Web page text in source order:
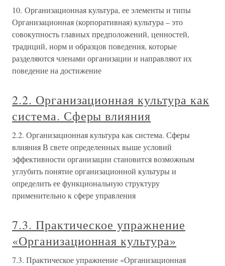
10. Организационная культура, ее элементы и типы
Организационная (корпоративная) культура – это
совокупность главных предположений, ценностей,
традиций, норм и образцов поведения, которые
разделяются членами организации и направляют их
поведение на достижение
2.2. Организационная культура как
система. Сферы влияния
2.2. Организационная культура как система. Сферы
влияния В свете определенных выше условий
эффективности организации становится возможным
углубить понятие организационной культуры и
определить ее функциональную структуру
применительно к сфере управления
7.3. Практическое упражнение
«Организационная культура»
7.3. Практическое упражнение «Организационная